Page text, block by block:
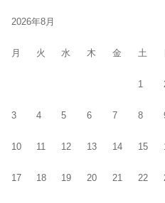
2026年8月
月 火 水 木 金 土
1
3 4 5 6 7 8
10 11 12 13 14 15
17 18 19 20 21 22